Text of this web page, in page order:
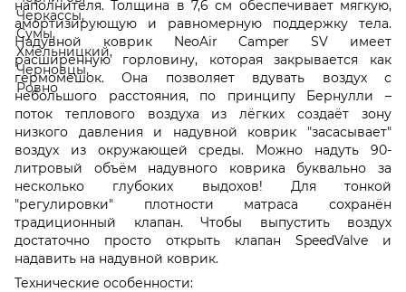
наполнителя. Толщина в 7,6 см обеспечивает мягкую,
амортизирующую и равномерную поддержку тела.
Надувной коврик NeoAir Camper SV имеет
расширенную горловину, которая закрывается как
гермомешок. Она позволяет вдувать воздух с
небольшого расстояния, по принципу Бернулли –
поток теплового воздуха из лёгких создаёт зону
низкого давления и надувной коврик "засасывает"
воздух из окружающей среды. Можно надуть 90-
литровый объём надувного коврика буквально за
несколько глубоких выдохов! Для тонкой
"регулировки" плотности матраса сохранён
традиционный клапан. Чтобы выпустить воздух
достаточно просто открыть клапан SpeedValve и
надавить на надувной коврик.
Технические особенности: